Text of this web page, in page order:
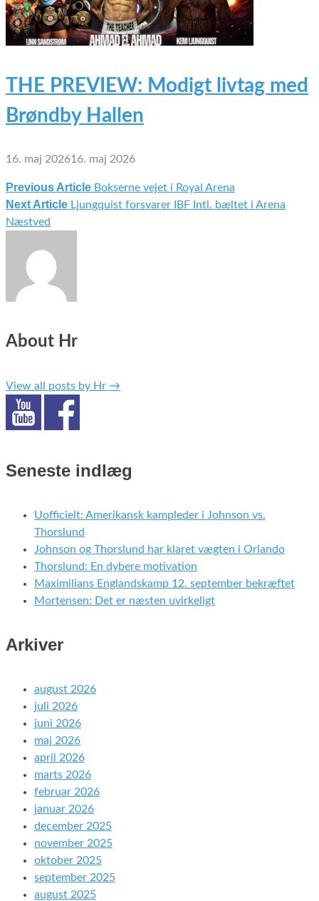
THE PREVIEW: Modigt livtag med
Brøndby Hallen
16. maj 202616. maj 2026
Indlægsnavigation
Previous Article Bokserne vejet i Royal Arena
Next Article Ljungquist forsvarer IBF Intl. bæltet i Arena
Næstved
About Hr
View all posts by Hr →
Seneste indlæg
Uofficielt: Amerikansk kampleder i Johnson vs.
Thorslund
Johnson og Thorslund har klaret vægten i Orlando
Thorslund: En dybere motivation
Maximilians Englandskamp 12. september bekræftet
Mortensen: Det er næsten uvirkeligt
Arkiver
august 2026
juli 2026
juni 2026
maj 2026
april 2026
marts 2026
februar 2026
januar 2026
december 2025
november 2025
oktober 2025
september 2025
august 2025